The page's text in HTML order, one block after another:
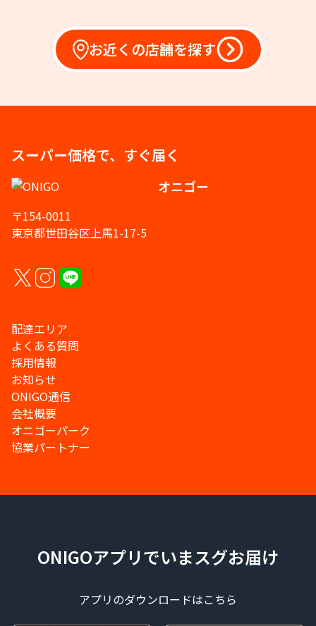
お近くの店舗を探す
スーパー価格で、すぐ届く
オニゴー
〒154-0011
東京都世田谷区上馬1-17-5
配達エリア
よくある質問
採用情報
お知らせ
ONIGO通信
会社概要
オニゴーパーク
協業パートナー
ONIGOアプリでいまスグお届け
アプリのダウンロードはこちら